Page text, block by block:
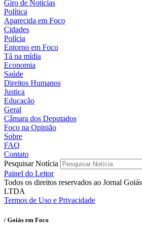
Giro de Notícias
Política
Aparecida em Foco
Cidades
Polícia
Entorno em Foco
Tá na mídia
Economia
Saúde
Direitos Humanos
Justiça
Educação
Geral
Câmara dos Deputados
Foco na Opinião
Sobre
FAQ
Contato
Pesquisar Notícia
Painel do Leitor
Todos os direitos reservados ao Jornal
LTDA
Termos de Uso e Privacidade
/ Goiás em Foco